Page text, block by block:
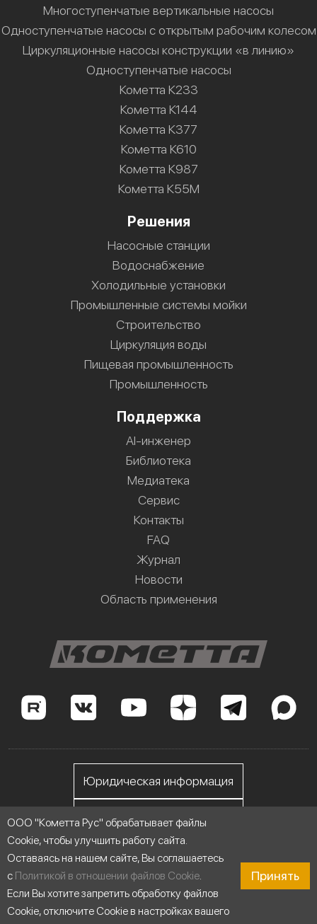
Многоступенчатые вертикальные насосы
Одноступенчатые насосы с открытым рабочим колесом
Циркуляционные насосы конструкции «в линию»
Одноступенчатые насосы
Кометта К233
Кометта К144
Кометта К377
Кометта К610
Кометта К987
Кометта К55М
Решения
Насосные станции
Водоснабжение
Холодильные установки
Промышленные системы мойки
Строительство
Циркуляция воды
Пищевая промышленность
Промышленность
Поддержка
AI-инженер
Библиотека
Медиатека
Сервис
Контакты
FAQ
Журнал
Новости
Область применения
ООО "Кометта Рус", ИНН 7705558076
© 2014-2026 Насосы Кометта - Сделано для России
Юридическая информация
Личный кабинет
ООО "Кометта Рус" обрабатывает файлы
Cookie, чтобы улучшить работу сайта.
Оставаясь на нашем сайте, Вы соглашаетесь
с Политикой в отношении файлов Cookie.
Если Вы хотите запретить обработку файлов
Cookie, отключите Cookie в настройках вашего
Принять